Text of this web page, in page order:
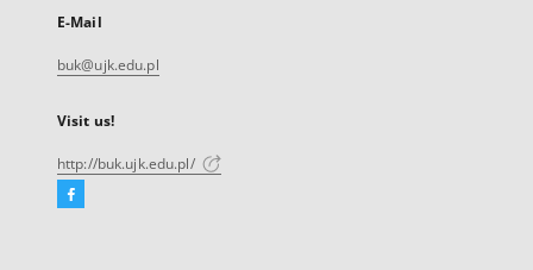
E-Mail
buk@ujk.edu.pl
Visit us!
http://buk.ujk.edu.pl/
Facebook